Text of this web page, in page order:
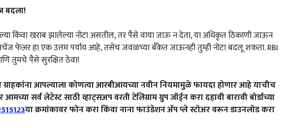
बदला!
किंवा खराब झालेल्या नोटा असतील, तर पैसे वाया जाऊ न देता, या अधिकृत ठिकाणी जाऊन
फेअर हा एक उत्तम पर्याय आहे, तसेच जवळच्या बँकेत जाऊनही तुम्ही नोटा बदलू शकता. RBI
तुमचे पैसे सुरक्षित ठेवा!
आपल्याला कोणत्या आरबीआयच्या नवीन नियमामुळे फायदा होणार आहे याचीच
सर्व लेटेस्ट साठी व्हाट्सअप वरती टेलिग्राम ग्रुप जॉईन करा दहावी बारावी बोर्डाच्या
या क्रमांकावर फोन करा किंवा नाना फाउंडेशन ॲप प्ले स्टोअर वरून डाउनलोड करा